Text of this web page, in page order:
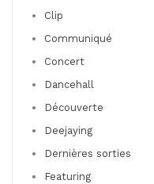
Clip
Communiqué
Concert
Dancehall
Découverte
Deejaying
Dernières sorties
Featuring